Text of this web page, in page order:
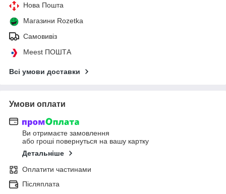
Нова Пошта
Магазини Rozetka
Самовивіз
Meest ПОШТА
Всі умови доставки
Умови оплати
Ви отримаєте замовлення
або гроші повернуться на вашу картку
Детальніше
Оплатити частинами
Післяплата